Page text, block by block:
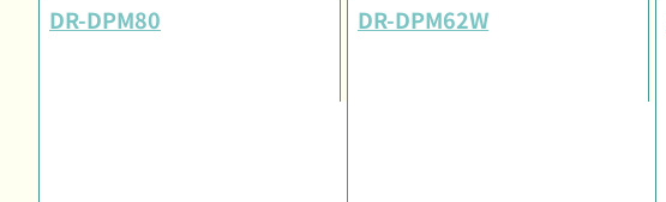
DR-DPM80 DR-DPM62W